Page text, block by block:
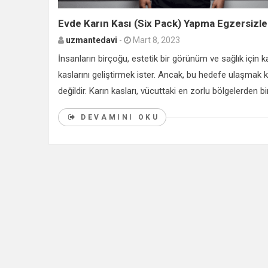
Evde Karın Kası (Six Pack) Yapma
uzmantedavi - Mart 8, 2023
İnsanların birçoğu, estetik bir görünüm ve sağlık için
kaslarını geliştirmek ister. Ancak, bu hedefe ulaşmak
değildir. Karın kasları, vücuttaki en zorlu bölgelerden
DEVAMINI OKU